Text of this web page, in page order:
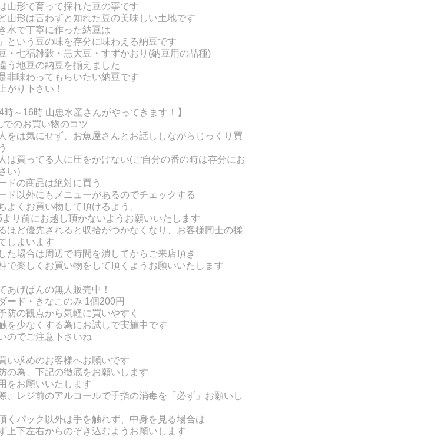
山形で育って採れた豆の事です
山形は言わずと知れた豆の美味しい土地です
水で丁寧に作った納豆は
という豆の味を存分に味わえる納豆です
・七福雑穀・黒大豆・すずかおり (納豆用の品種)
う地豆の納豆を揃えました
非味わってもらいたい納豆です
がり下さい！
～16時 山忠水産さんがやってきます！】
でのお買い物のコツ
をは気にせず、お魚屋さんとお話ししながらじっくり買
は買ってる人に圧をかけない(ご自分の番の時は存分にお
い）
ドの商品は絶対に買う
ド以外にもメニューがあるのでチェックする
よくお買い物して頂けるよう、
より前にお越し頂かないようお願いいたします
ほど優先されると収拾がつかなくなり、お客様同士の揉
しまいます
た場合は周辺で時間を潰してからご来店頂き
で楽しくお買い物をして頂くようお願いいたします
あげぱんの無人販売中！
ード・きなこのみ 1個200円
防の観点から気軽に買いやすく
を少なくする為にお試しで実施中です
のでご注意下さいね
い求めのお客様へお願いです
の為、下記の徹底をお願いします
をお願いいたします
、レジ前のアルコールで手指の消毒を「必ず」お願いし
くパック以外は手を触れず、 中身を見る場合は
上下左右からのぞき込むようお願いします